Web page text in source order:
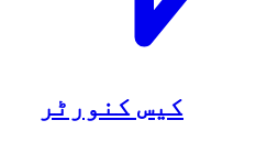
کیس کنورٹر